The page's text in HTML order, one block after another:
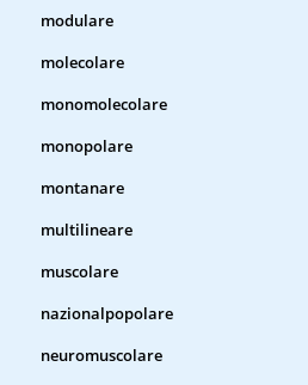
modulare
molecolare
monomolecolare
monopolare
montanare
multilineare
muscolare
nazionalpopolare
neuromuscolare